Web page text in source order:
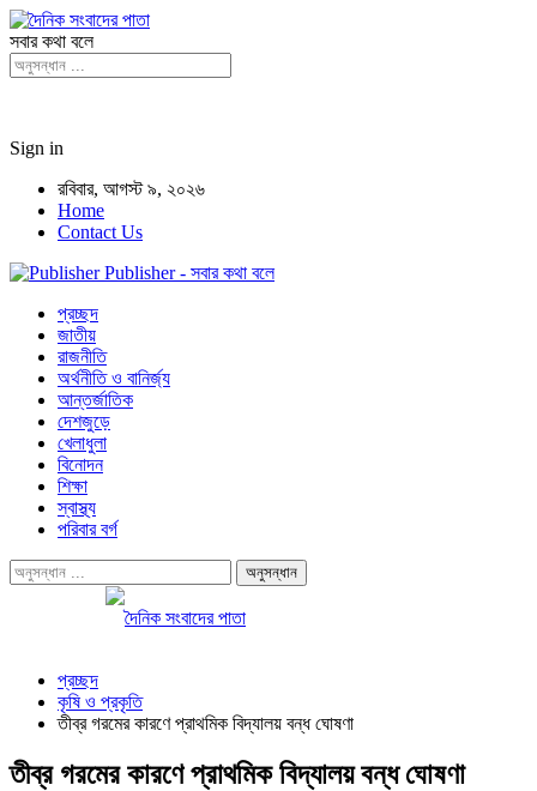
সবার কথা বলে
Sign in
রবিবার, আগস্ট ৯, ২০২৬
Home
Contact Us
Publisher - সবার কথা বলে
প্রচ্ছদ
জাতীয়
রাজনীতি
অর্থনীতি ও বানির্জ্য
আন্তর্জাতিক
দেশজুড়ে
খেলাধুলা
বিনোদন
শিক্ষা
স্বাস্থ্য
পরিবার বর্গ
প্রচ্ছদ
কৃষি ও প্রকৃতি
তীব্র গরমের কারণে প্রাথমিক বিদ্যালয় বন্ধ ঘোষণা
তীব্র গরমের কারণে প্রাথমিক বিদ্যালয় বন্ধ ঘোষণা